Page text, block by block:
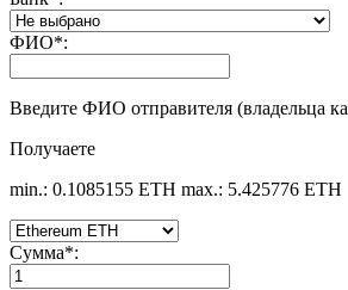
ФИО*:
Введите ФИО отправителя (владельца
Получаете
min.: 0.1085155 ETH max.: 5.425776 ETH
Сумма*: